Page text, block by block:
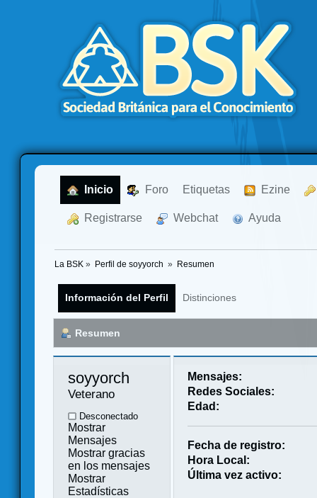
Inicio Foro Etiquetas Ezine
Registrarse Webchat Ayuda
La BSK » Perfil de soyyorch » Resumen
Información del Perfil Distinciones
Resumen
soyyorch
Veterano
Desconectado
Mostrar
Mensajes
Mostrar gracias
en los mensajes
Mostrar
Estadísticas
Mensajes:
Redes Sociales:
Edad:
Fecha de registro:
Hora Local:
Última vez activo: